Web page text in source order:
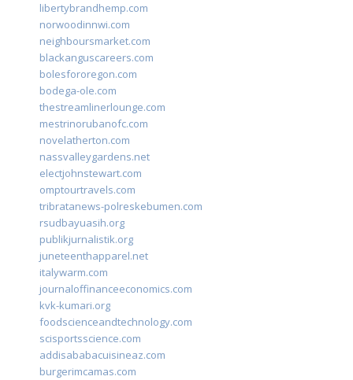
libertybrandhemp.com
norwoodinnwi.com
neighboursmarket.com
blackanguscareers.com
bolesfororegon.com
bodega-ole.com
thestreamlinerlounge.com
mestrinorubanofc.com
novelatherton.com
nassvalleygardens.net
electjohnstewart.com
omptourtravels.com
tribratanews-polreskebumen.com
rsudbayuasih.org
publikjurnalistik.org
juneteenthapparel.net
italywarm.com
journaloffinanceeconomics.com
kvk-kumari.org
foodscienceandtechnology.com
scisportsscience.com
addisababacuisineaz.com
burgerimcamas.com